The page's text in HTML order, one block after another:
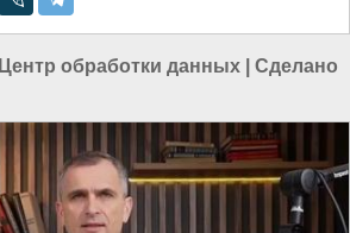
Центр обработки данных
Сделано